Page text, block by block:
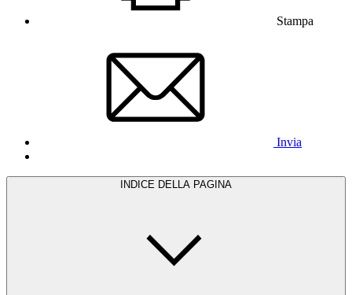
Stampa
Invia
INDICE DELLA PAGINA